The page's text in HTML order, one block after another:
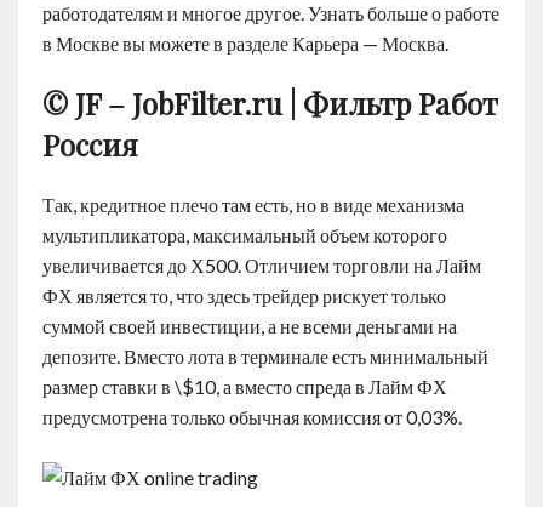
работодателям и многое другое. Узнать больше о работе
в Москве вы можете в разделе Карьера — Москва.
© JF – JobFilter.ru | Фильтр Работ
Россия
Так, кредитное плечо там есть, но в виде механизма
мультипликатора, максимальный объем которого
увеличивается до Х500. Отличием торговли на Лайм
ФХ является то, что здесь трейдер рискует только
суммой своей инвестиции, а не всеми деньгами на
депозите. Вместо лота в терминале есть минимальный
размер ставки в \$10, а вместо спреда в Лайм ФХ
предусмотрена только обычная комиссия от 0,03%.